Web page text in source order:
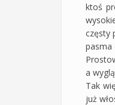
ktoś
częsty
pasma
a
Tak
już